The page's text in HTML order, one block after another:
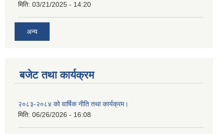
मिति: 03/21/2025 - 14:20
अन्य
बजेट तथा कार्यक्रम
२०८३-२०८४ को वार्षिक नीति तथा कार्यक्रम।
मिति: 06/26/2026 - 16:08